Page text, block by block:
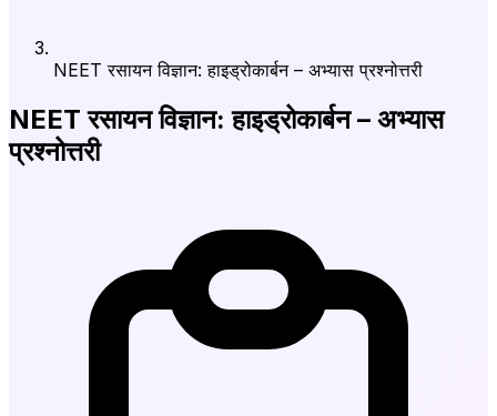
NEET रसायन विज्ञान: हाइड्रोकार्बन – अभ्यास प्रश्नोत्तरी
NEET रसायन विज्ञान: हाइड्रोकार्बन – अभ्यास
प्रश्नोत्तरी